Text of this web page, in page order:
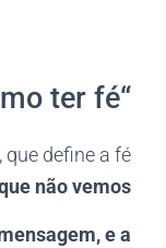
“Quais versículos da Bíblia falam sobre como ter fé?”
define a fé
não vemos
e a